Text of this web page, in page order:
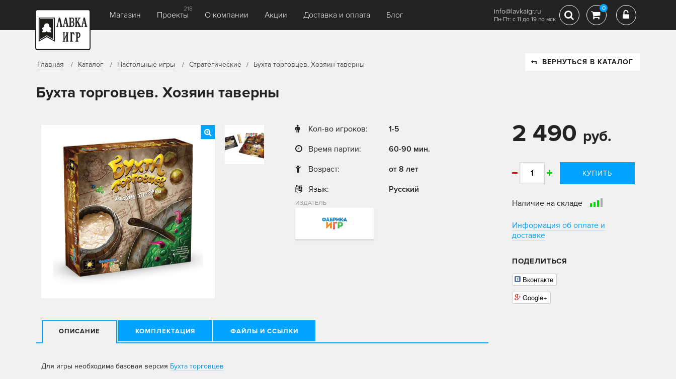
Магазин Проекты
218
О компании Акции Доставка и оплата Блог info@lavkaigr.ru
Пн-Пт: с 11 до 19 по мск
0
Главная Каталог Настольные игры Стратегические Бухта торговцев. Хозяин таверны ВЕРНУТЬСЯ В КАТАЛОГ
Бухта торговцев. Хозяин таверны
Кол-во игроков:
1-5
Время партии:
60-90 мин.
Возраст:
от 8 лет
Язык:
Русский
ИЗДАТЕЛЬ
ОПИСАНИЕ КОМПЛЕКТАЦИЯ ФАЙЛЫ И ССЫЛКИ
Для игры необходима базовая версия Бухта торговцев
2 490 руб.
КУПИТЬ
Наличие на складе
Информация об оплате и
доставке
ПОДЕЛИТЬСЯ
Вконтакте
Google+